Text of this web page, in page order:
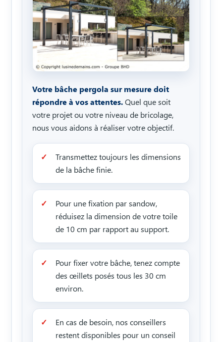
Votre bâche pergola sur mesure doit
répondre à vos attentes.Quel que soit
votre projet ou votre niveau de bricolage,
nous vous aidons à réaliser votre objectif.
Transmettez toujours les dimensions
de la bâche finie.
Pour une fixation par sandow,
réduisez la dimension de votre toile
de 10 cm par rapport au support.
Pour fixer votre bâche, tenez compte
des œillets posés tous les 30 cm
environ.
En cas de besoin, nos conseillers
restent disponibles pour un conseil